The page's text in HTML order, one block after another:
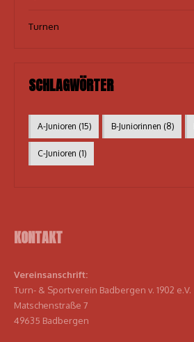
Turnen
SCHLAGWÖRTER
A-Junioren (15) B-Juniorinnen (8)
C-Junioren (1)
KONTAKT
Vereinsanschrift:
Turn- & Sportverein Badbergen v. 1902 e.V.
Matschenstraße 7
49635 Badbergen